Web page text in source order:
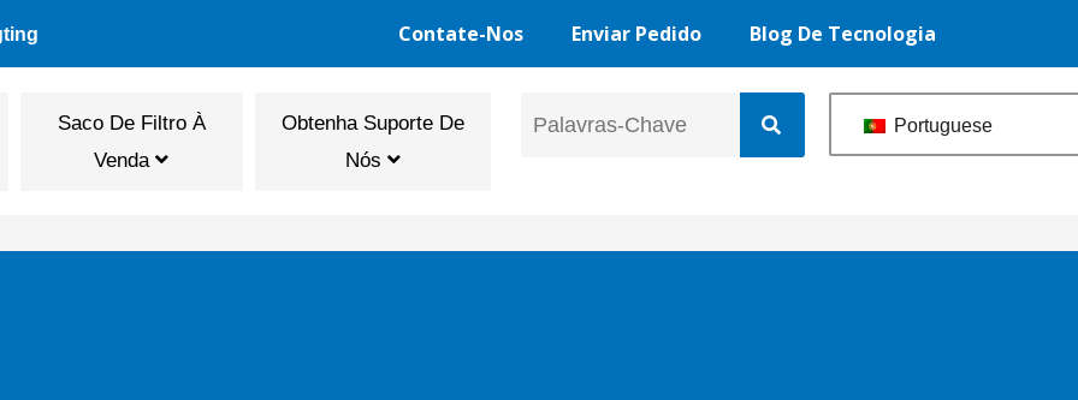
Contate-Nos Enviar Pedido Blog De Tecnologia
Saco De Filtro À
Venda
Obtenha Suporte De
Nós
Portuguese